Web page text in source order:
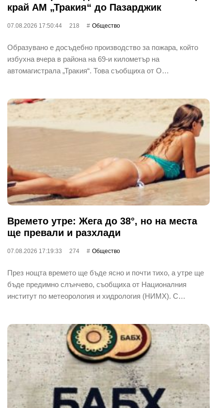
край АМ „Тракия“ до Пазарджик
07.08.2026 17:50:44 218 Общество
Образувано е досъдебно производство за пожара, който
избухна вчера в района на 69-и километър на
автомагистрала „Тракия“. Това съобщиха от О…
Времето утре: Жега до 38°, но на места
ще превали и разхлади
07.08.2026 17:19:33 274 Общество
През нощта времето ще бъде ясно и почти тихо, а утре ще
бъде предимно слънчево, съобщиха от Националния
институт по метеорология и хидрология (НИМХ). С…